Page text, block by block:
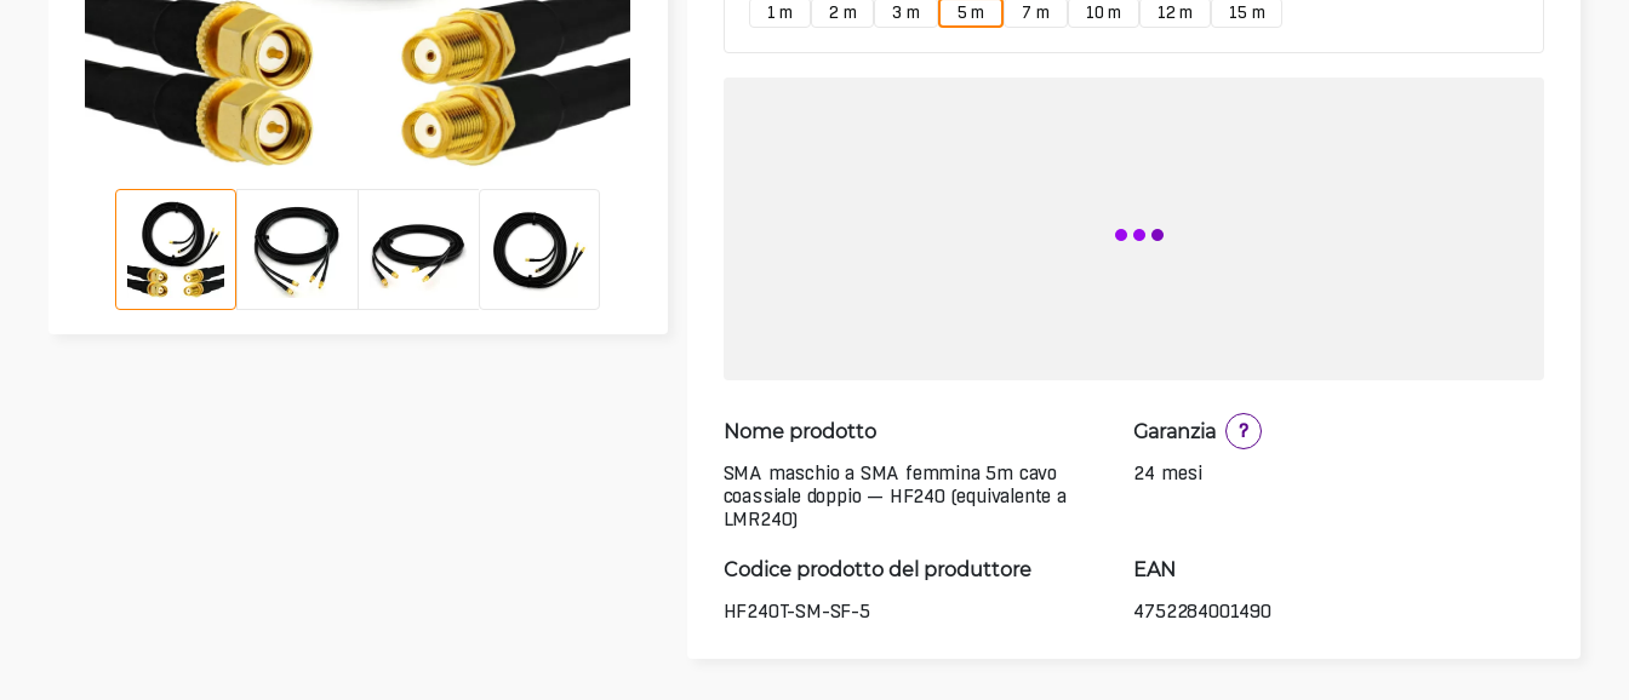
1 m 2 m 3 m 5 m 7 m 10 m 12 m 15 m
Nome prodotto
SMA maschio a SMA femmina 5m cavo
coassiale doppio — HF240 (equivalente a
LMR240)
Garanzia
?
24 mesi
Codice prodotto del produttore
HF240T-SM-SF-5
EAN
4752284001490